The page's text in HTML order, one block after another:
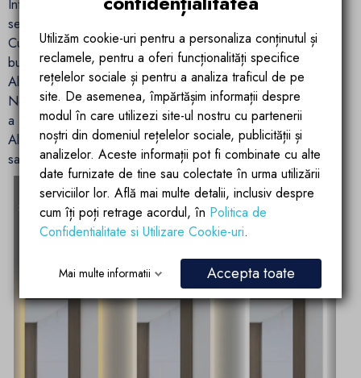
senzorul tactil.
Culoarea luminii este selectabila infinit, doar atingand
butonul touch - toate cele trei nuante intr-o singura oglinda.
Albul cald (3000 K) evoca o dispozitie placuta si usoara.
Neutrul alb (4500 K) este natural si puternic revigorant, fara
a fi neplacut pentru ochi.
Albul rece (6000K) creeaza o racorire placuta si va permite
sa incepeti ziua cu bucurie si in mod activ.
Utilizăm cookie-uri pentru a personaliza conținutul și
reclamele, pentru a oferi funcționalități specifice
rețelelor sociale și pentru a analiza traficul de pe
site. De asemenea, împărtășim informații despre
modul în care utilizezi site-ul nostru cu partenerii
noștri din domeniul rețelelor sociale, publicității și
analizelor. Aceste informații pot fi combinate cu alte
date furnizate de tine sau colectate în urma utilizării
serviciilor lor. Află mai multe detalii, inclusiv despre
cum îți poți retrage acordul, în Politica de
Confidentialitate si Utilizare Cookie-uri.
Mai multe informatii Accepta toate